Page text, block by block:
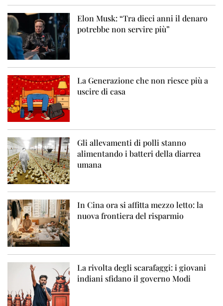
Elon Musk: “Tra dieci anni il denaro
potrebbe non servire più”
La Generazione che non riesce più a
uscire di casa
Gli allevamenti di polli stanno
alimentando i batteri della diarrea
umana
In Cina ora si affitta mezzo letto: la
nuova frontiera del risparmio
La rivolta degli scarafaggi: i giovani
indiani sfidano il governo Modi